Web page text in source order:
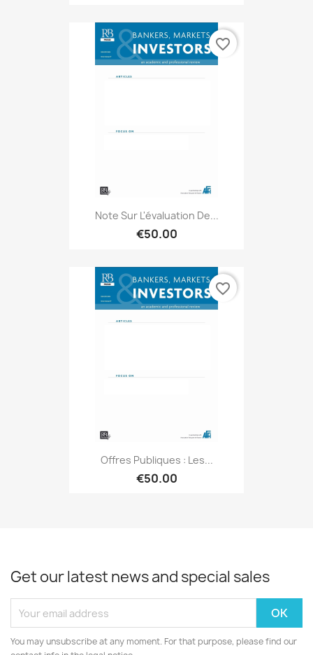
Note Sur L'évaluation De...
€50.00
favorite_border
Offres Publiques : Les...
€50.00
favorite_border
Get our latest news and special sales
You may unsubscribe at any moment. For that purpose, please find our